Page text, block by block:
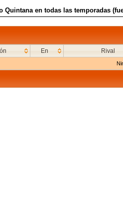
Quintana en todas las temporadas
En Rival